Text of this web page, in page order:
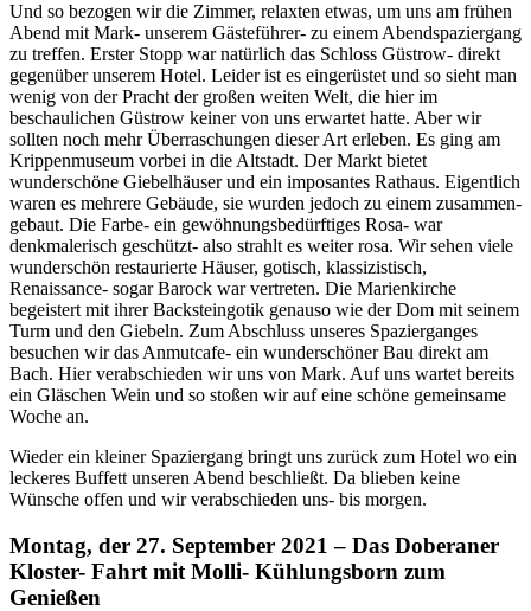
Und so bezogen wir die Zimmer, relaxten etwas, um uns am frühen
Abend mit Mark- unserem Gästeführer- zu einem Abendspaziergang
zu treffen. Erster Stopp war natürlich das Schloss Güstrow- direkt
gegenüber unserem Hotel. Leider ist es eingerüstet und so sieht man
wenig von der Pracht der großen weiten Welt, die hier im
beschaulichen Güstrow keiner von uns erwartet hatte. Aber wir
sollten noch mehr Überraschungen dieser Art erleben. Es ging am
Krippenmuseum vorbei in die Altstadt. Der Markt bietet
wunderschöne Giebelhäuser und ein imposantes Rathaus. Eigentlich
waren es mehrere Gebäude, sie wurden jedoch zu einem zusammen-
gebaut. Die Farbe- ein gewöhnungsbedürftiges Rosa- war
denkmalerisch geschützt- also strahlt es weiter rosa. Wir sehen viele
wunderschön restaurierte Häuser, gotisch, klassizistisch,
Renaissance- sogar Barock war vertreten. Die Marienkirche
begeistert mit ihrer Backsteingotik genauso wie der Dom mit seinem
Turm und den Giebeln. Zum Abschluss unseres Spazierganges
besuchen wir das Anmutcafe- ein wunderschöner Bau direkt am
Bach. Hier verabschieden wir uns von Mark. Auf uns wartet bereits
ein Gläschen Wein und so stoßen wir auf eine schöne gemeinsame
Woche an.
Wieder ein kleiner Spaziergang bringt uns zurück zum Hotel wo ein
leckeres Buffett unseren Abend beschließt. Da blieben keine
Wünsche offen und wir verabschieden uns- bis morgen.
Montag, der 27. September 2021 – Das Doberaner
Kloster- Fahrt mit Molli- Kühlungsborn zum
Genießen